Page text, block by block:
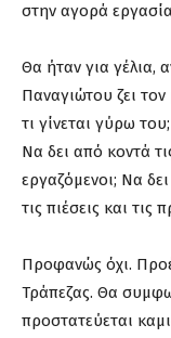
στην αγορά
Θα ήταν για γέλια,
Παναγιώτου ζει
τι γίνεται γύρω
Να δει από κοντά
εργαζόμενοι; Να
τις πιέσεις και τις
Προφανώς όχι.
Τράπεζας. Θα
προστατεύεται